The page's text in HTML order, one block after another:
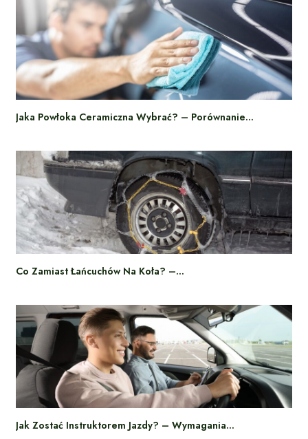
Jaka Powłoka Ceramiczna Wybrać? – Porównanie…
Co Zamiast Łańcuchów Na Koła? –…
Jak Zostać Instruktorem Jazdy? – Wymagania…